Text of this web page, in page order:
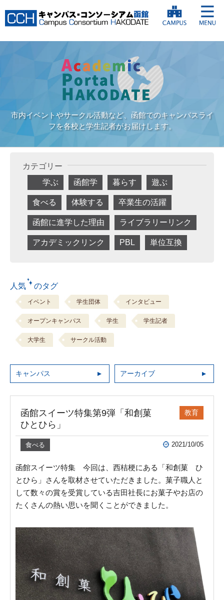
市内イベントやサークル活動など、函館でのキャンパスライ
フを各校と学生記者がお届けします。
カテゴリー
学ぶ
函館学 暮らす 遊ぶ
食べる 体験する 卒業生の活躍
函館に進学した理由 ライブラリーリンク
アカデミックリンク PBL 単位互換
人気 のタグ
イベント 学生団体 インタビュー
オープンキャンパス 学生 学生記者
大学生 サークル活動
キャンパス アーカイブ
函館スイーツ特集第9弾「和創菓
ひとひら」
教育
食べる 2021/10/05
函館スイーツ特集 今回は、西桔梗にある「和創菓 ひ
とひら」さんを取材させていただきました。菓子職人と
して数々の賞を受賞している吉田社長にお菓子やお店の
たくさんの熱い思いを聞くことができました。